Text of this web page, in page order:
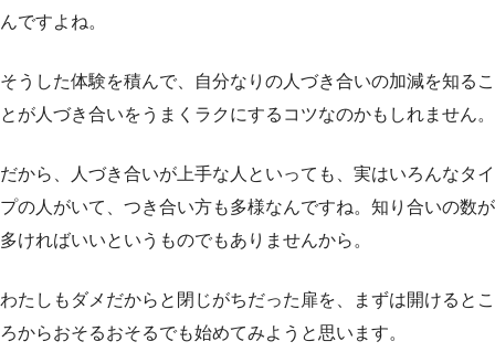
んですよね。
そうした体験を積んで、自分なりの人づき合いの加減を知るこ
とが人づき合いをうまくラクにするコツなのかもしれません。
だから、人づき合いが上手な人といっても、実はいろんなタイ
プの人がいて、つき合い方も多様なんですね。知り合いの数が
多ければいいというものでもありませんから。
わたしもダメだからと閉じがちだった扉を、まずは開けるとこ
ろからおそるおそるでも始めてみようと思います。